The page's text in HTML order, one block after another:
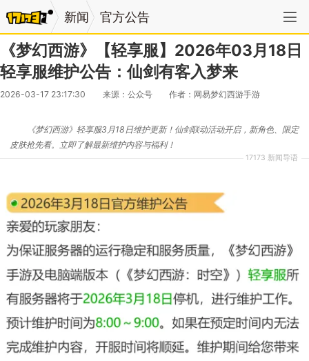
新闻 官方公告
《梦幻西游》【轻享服】2026年03月18日
轻享服维护公告：仙剑有客入梦来
2026-03-17 23:17:30 来源：公众号 作者：网易梦幻西游手游
17173 新闻导语
《梦幻西游》轻享服3月18日维护更新！仙剑联动活动开启，新角色、限定
皮肤抢先看。立即了解最新维护内容与福利！